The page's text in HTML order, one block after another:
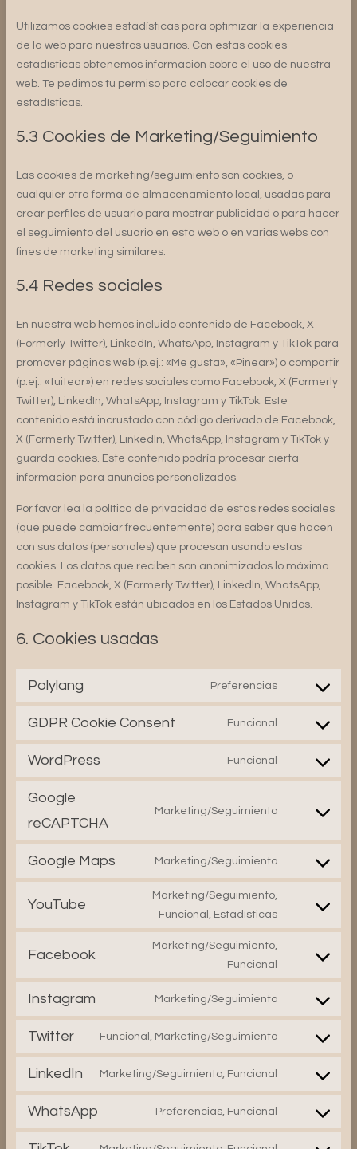
Utilizamos cookies estadísticas para optimizar la experiencia
de la web para nuestros usuarios. Con estas cookies
estadísticas obtenemos información sobre el uso de nuestra
web. Te pedimos tu permiso para colocar cookies de
estadísticas.
5.3 Cookies de Marketing/Seguimiento
Las cookies de marketing/seguimiento son cookies, o
cualquier otra forma de almacenamiento local, usadas para
crear perfiles de usuario para mostrar publicidad o para hacer
el seguimiento del usuario en esta web o en varias webs con
fines de marketing similares.
5.4 Redes sociales
En nuestra web hemos incluido contenido de Facebook, X
(Formerly Twitter), LinkedIn, WhatsApp, Instagram y TikTok para
promover páginas web (p.ej.: «Me gusta», «Pinear») o compartir
(p.ej.: «tuitear») en redes sociales como Facebook, X (Formerly
Twitter), LinkedIn, WhatsApp, Instagram y TikTok. Este
contenido está incrustado con código derivado de Facebook,
X (Formerly Twitter), LinkedIn, WhatsApp, Instagram y TikTok y
guarda cookies. Este contenido podría procesar cierta
información para anuncios personalizados.
Por favor lea la política de privacidad de estas redes sociales
(que puede cambiar frecuentemente) para saber que hacen
con sus datos (personales) que procesan usando estas
cookies. Los datos que reciben son anonimizados lo máximo
posible. Facebook, X (Formerly Twitter), LinkedIn, WhatsApp,
Instagram y TikTok están ubicados en los Estados Unidos.
6. Cookies usadas
Polylang Preferencias
Consent
to
service
polylang
GDPR Cookie Consent Funcional
Consent
to
service
gdpr-
consent
WordPress Funcional
Consent
to
wordpress
Google
reCAPTCHA
Marketing/Seguimiento
Consent
google-
recaptcha
Google Maps Marketing/Seguimiento
Consent
to
maps
YouTube
Marketing/Seguimiento,
Funcional, Estadísticas
Consent
to
youtube
Facebook
Marketing/Seguimiento,
Funcional
Consent
to
Instagram Marketing/Seguimiento
Consent
to
service
instagram
Twitter Funcional, Marketing/Seguimiento
Consent
to
service
twitter
LinkedIn Marketing/Seguimiento, Funcional
Consent
to
service
linkedin
WhatsApp Preferencias, Funcional
Consent
to